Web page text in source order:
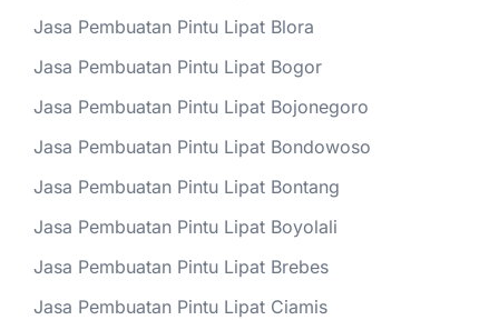
Jasa Pembuatan Pintu Lipat Blora
Jasa Pembuatan Pintu Lipat Bogor
Jasa Pembuatan Pintu Lipat Bojonegoro
Jasa Pembuatan Pintu Lipat Bondowoso
Jasa Pembuatan Pintu Lipat Bontang
Jasa Pembuatan Pintu Lipat Boyolali
Jasa Pembuatan Pintu Lipat Brebes
Jasa Pembuatan Pintu Lipat Ciamis